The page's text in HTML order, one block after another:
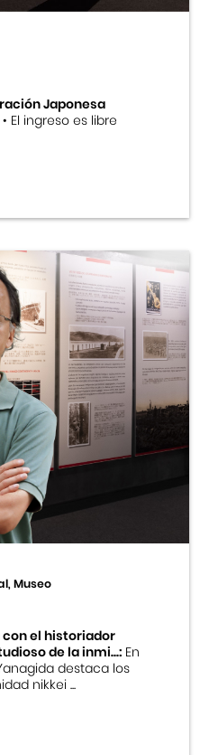
Japonesa
El ingreso es libre
Museo
el historiador
de la inmi...:En
destaca los
nikkei ...